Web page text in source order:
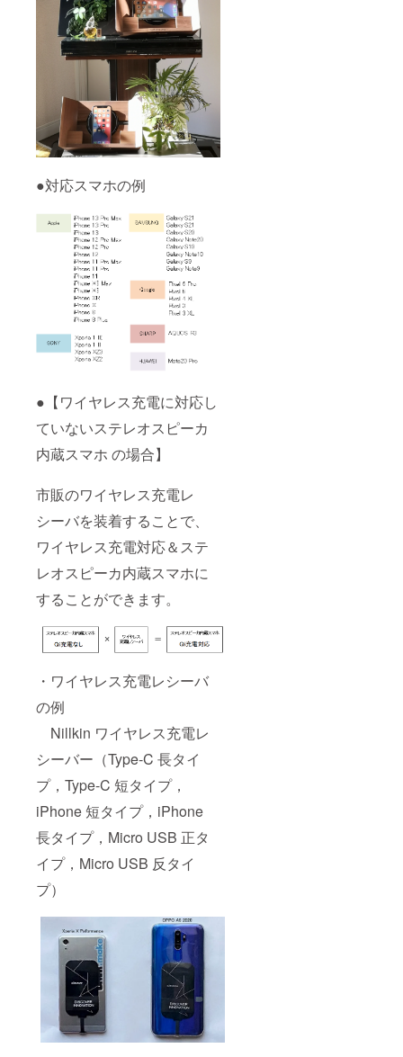
●対応スマホの例
●【ワイヤレス充電に対応し
ていないステレオスピーカ
内蔵スマホ の場合】
市販のワイヤレス充電レ
シーバを装着することで、
ワイヤレス充電対応＆ステ
レオスピーカ内蔵スマホに
することができます。
・ワイヤレス充電レシーバ
の例
Nillkin ワイヤレス充電レ
シーバー（Type-C 長タイ
プ，Type-C 短タイプ，
iPhone 短タイプ，iPhone
長タイプ，Micro USB 正タ
イプ，Micro USB 反タイ
プ）